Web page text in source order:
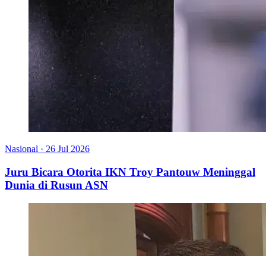
Nasional · 26 Jul 2026
Juru Bicara Otorita IKN Troy Pantouw Meninggal
Dunia di Rusun ASN